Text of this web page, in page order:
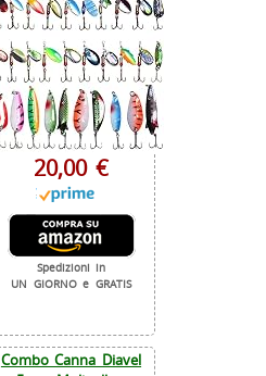
20,00 €
Spedizioni in
UN GIORNO e GRATIS
Combo Canna Diavel